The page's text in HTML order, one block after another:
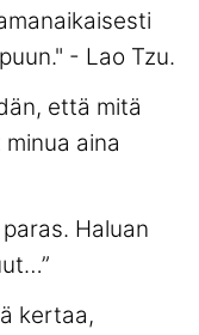
- Lao Tzu.
että mitä
aina
Haluan
kertaa,